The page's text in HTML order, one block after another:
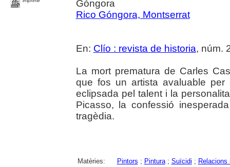
Góngora
Rico Góngora, Montserrat
En: Clío : revista de historia, núm.
La mort prematura de Carles
que fos un artista avaluable
eclipsada pel talent i la
Picasso, la confessió
tragèdia.
Matèries: Pintors ; Pintura; Suïcidi ; Relacions